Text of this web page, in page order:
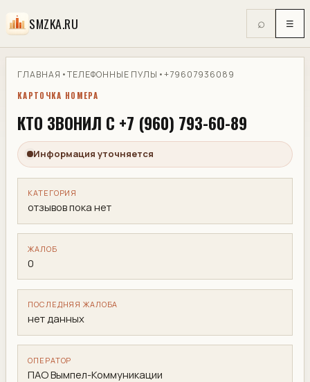
SMZKA.RU ⌕ ☰
ГЛАВНАЯ •ТЕЛЕФОННЫЕ ПУЛЫ •+79607936089
КАРТОЧКА НОМЕРА
КТО ЗВОНИЛ С +7 (960) 793-60-89
Информация уточняется
КАТЕГОРИЯ
отзывов пока нет
ЖАЛОБ
0
ПОСЛЕДНЯЯ ЖАЛОБА
нет данных
ОПЕРАТОР
ПАО Вымпел-Коммуникации